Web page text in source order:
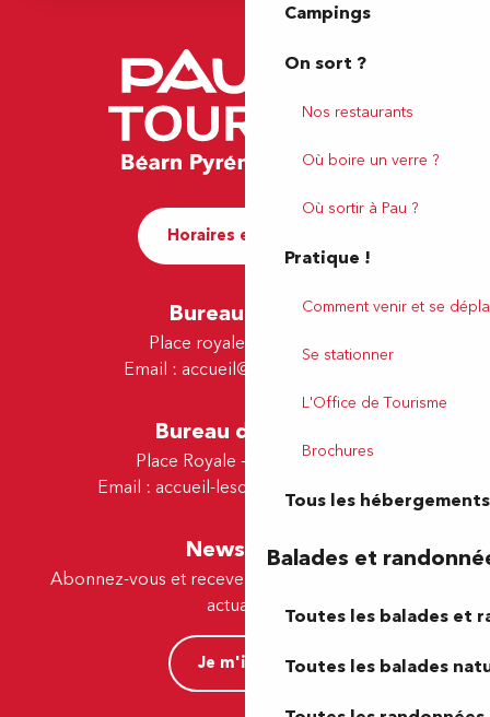
Campings
On sort ?
Nos restaurants
Où boire un verre ?
Où sortir à Pau ?
Pratique !
Comment venir et se
Se stationner
L'Office de Tourisme
Brochures
Tous les hébergements
Balades et
Toutes les balades et
Toutes les balades
Horaires et contact
Bureau de Pau
Place royale - 64000 Pau
Email : accueil@tourismepau.fr
Bureau de Lescar
Place Royale - 64230 Lescar
Email : accueil-lescar@tourismepau.fr
Newsletter
Abonnez-vous et recevez par e-mail nos offres et
actualités.
Je m'inscris